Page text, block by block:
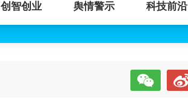
创智创业 舆情警示 科技前沿